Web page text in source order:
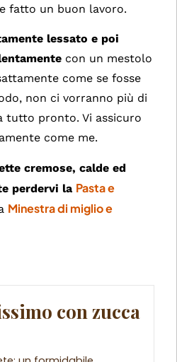
fatto un buon lavoro.
lessato e poi
con un mestolo
come se fosse
non ci vorranno più di
tutto pronto. Vi assicuro
come me.
cremose, calde ed
perdervi la Pasta e
Minestra di miglio e
con zucca